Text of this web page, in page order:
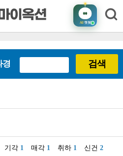
AI챗봇
경 검색
기각 1 매각 1 취하 1 신건 2